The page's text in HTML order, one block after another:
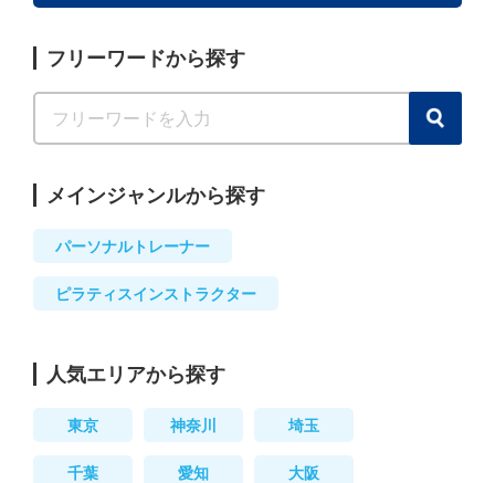
フリーワードから探す
メインジャンルから探す
パーソナルトレーナー
ピラティスインストラクター
人気エリアから探す
東京 神奈川 埼玉
千葉 愛知 大阪